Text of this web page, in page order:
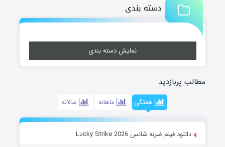
دسته بندی
نمایش دسته بندی
مطالب پربازدید
هفتگی ماهانه سالانه
دانلود فیلم ضربه شانس Lucky Strike 2026